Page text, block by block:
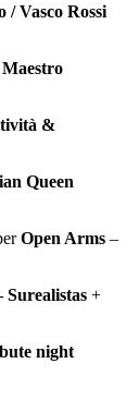
/ Vasco Rossi
Maestro
&
Queen
Open Arms –
Surealistas +
night